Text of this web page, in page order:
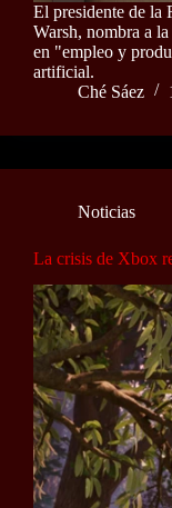
El presidente de la
Warsh, nombra a
en "empleo y
artificial.
Ché Sáez
Noticias
La crisis de Xbox